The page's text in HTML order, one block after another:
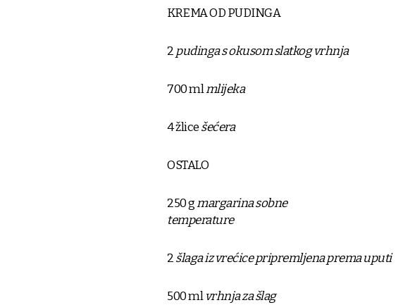
KREMA OD PUDINGA
2pudinga s okusom slatkog vrhnja
700 mlmlijeka
4 žlicešećera
OSTALO
250 gmargarina sobne
temperature
2šlaga iz vrećice pripremljena prema uputi
500 mlvrhnja za šlag